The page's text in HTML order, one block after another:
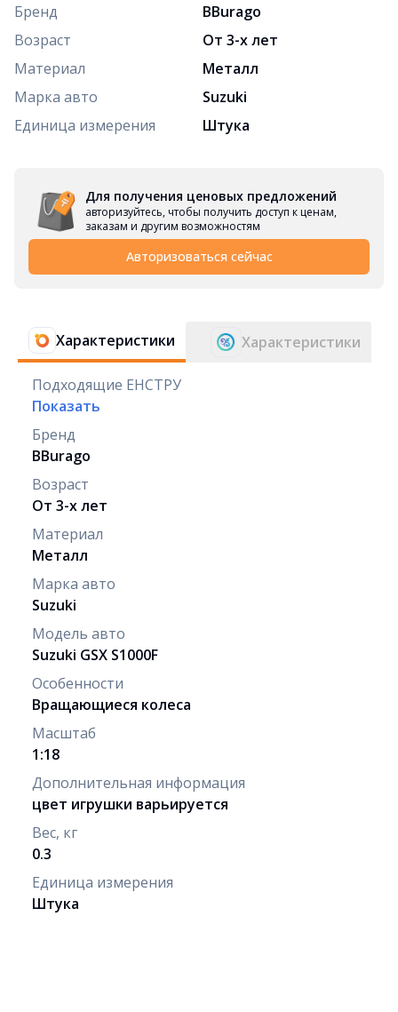
Бренд
BBurago
Возраст
От 3-х лет
Материал
Металл
Марка авто
Suzuki
Единица измерения
Штука
Для получения ценовых предложений
авторизуйтесь, чтобы получить доступ к ценам,
заказам и другим возможностям
Авторизоваться сейчас
Характеристики Характеристики
Подходящие ЕНСТРУ
Показать
Бренд
BBurago
Возраст
От 3-х лет
Материал
Металл
Марка авто
Suzuki
Модель авто
Suzuki GSX S1000F
Особенности
Вращающиеся колеса
Масштаб
1:18
Дополнительная информация
цвет игрушки варьируется
Вес, кг
0.3
Единица измерения
Штука